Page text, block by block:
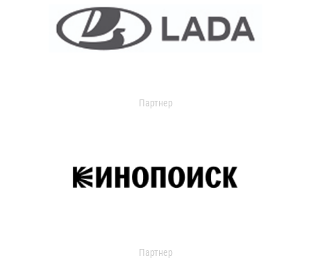
Партнер
Партнер